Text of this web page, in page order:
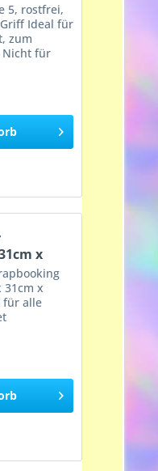
5, rostfrei,
Ideal für
zum
Nicht für
x
31cm x
für alle